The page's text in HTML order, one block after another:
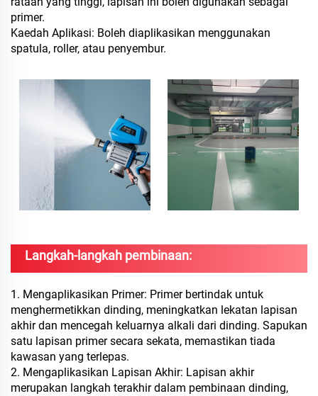
primer.
Kaedah Aplikasi: Boleh diaplikasikan menggunakan
spatula, roller, atau penyembur.
Langkah-langkah pembinaan:
1. Mengaplikasikan Primer: Primer bertindak untuk
menghermetikkan dinding, meningkatkan lekatan lapisan
akhir dan mencegah keluarnya alkali dari dinding. Sapukan
satu lapisan primer secara sekata, memastikan tiada
kawasan yang terlepas.
2. Mengaplikasikan Lapisan Akhir: Lapisan akhir
merupakan langkah terakhir dalam pembinaan dinding,